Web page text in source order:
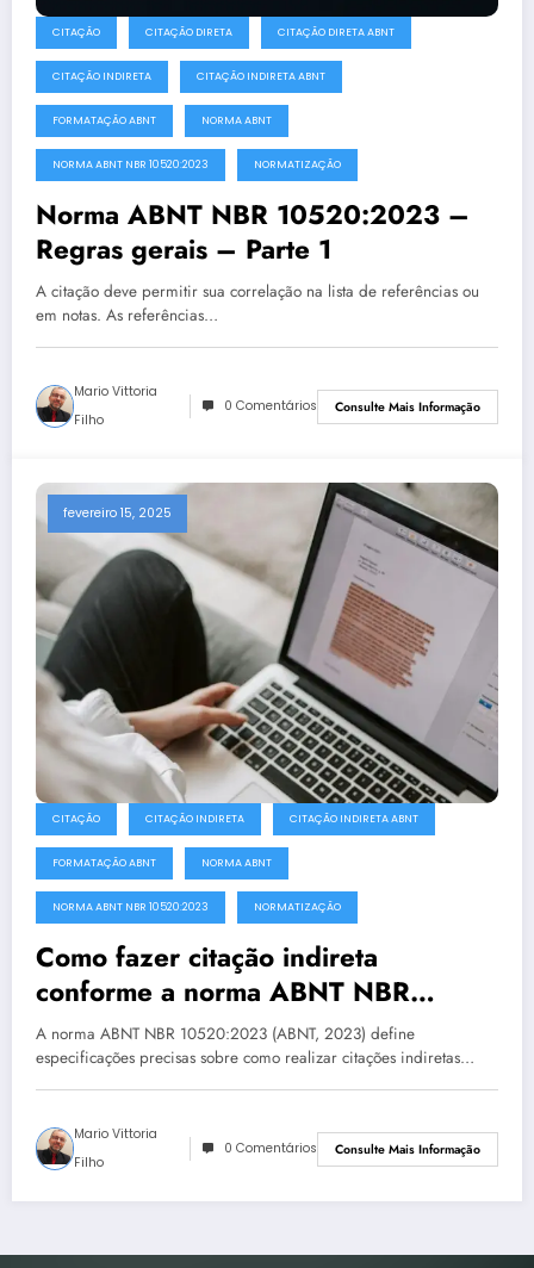
CITAÇÃO CITAÇÃO DIRETA CITAÇÃO DIRETA ABNT
CITAÇÃO INDIRETA CITAÇÃO INDIRETA ABNT
FORMATAÇÃO ABNT NORMA ABNT
NORMA ABNT NBR 10520:2023 NORMATIZAÇÃO
Norma ABNT NBR 10520:2023 –
Regras gerais – Parte 1
A citação deve permitir sua correlação na lista de referências ou
em notas. As referências…
Mario Vittoria
Filho
0 Comentários Consulte Mais Informação
fevereiro 15, 2025
CITAÇÃO CITAÇÃO INDIRETA CITAÇÃO INDIRETA ABNT
FORMATAÇÃO ABNT NORMA ABNT
NORMA ABNT NBR 10520:2023 NORMATIZAÇÃO
Como fazer citação indireta
conforme a norma ABNT NBR
10520:2023
A norma ABNT NBR 10520:2023 (ABNT, 2023) define
especificações precisas sobre como realizar citações indiretas…
Mario Vittoria
Filho
0 Comentários Consulte Mais Informação